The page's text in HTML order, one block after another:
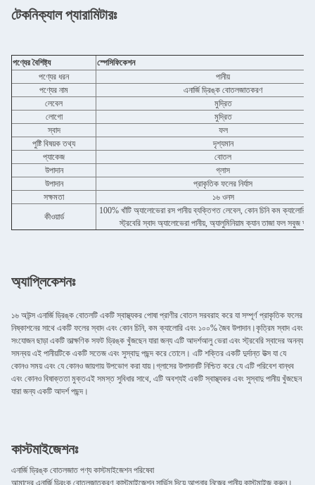
টেকনিক্যাল প্যারামিটারঃ
পণ্যের বৈশিষ্ট্য
স্পেসিফিকেশন
পণ্যের ধরন
পানীয়
পণ্যের নাম
এনার্জি ড্রিঙ্ক বোতলজাতকরণ
লেবেল
মুদ্রিত
লোগো
মুদ্রিত
স্বাদ
ফল
পুষ্টি বিষয়ক তথ্য
দৃশ্যমান
প্যাকেজ
বোতল
উপাদান
গ্লাস
উপাদান
প্রাকৃতিক ফলের নির্যাস
সক্ষমতা
১৬ ওনস
কীওয়ার্ড
100% খাঁটি অ্যালোভেরা রস পানীয় ব্যক্তিগত লেবেল, কোন চিনি কম ক্যালোরি
স্ট্রবেরি স্বাদ অ্যালোভেরা পানীয়, অ্যালুমিনিয়াম ক্যান তাজা ফল সবুজ
অ্যাপ্লিকেশনঃ
১৬ অউন্স এনার্জি ড্রিঙ্ক বোতলটি একটি স্বাস্থ্যকর পোষা প্রাণীর বোতল সরবরাহ করে যা সম্পূর্ণ প্রাকৃতিক ফলের
নিষ্কাশনের সাথে একটি ফলের স্বাদ এবং কোন চিনি, কম ক্যালোরি এবং ১০০% জৈব উপাদান।কৃত্রিম স্বাদ এবং
সংযোজন ছাড়া একটি তাত্ক্ষণিক সফট ড্রিঙ্ক খুঁজছেন যারা জন্য এটি আদর্শআলু ভেরা এবং স্ট্রবেরি স্বাদের অনন্য
সমন্বয় এই পানীয়টিকে একটি সতেজ এবং সুস্বাদু পছন্দ করে তোলে। এটি শক্তির একটি দুর্দান্ত উত্স যা যে
কোনও সময় এবং যে কোনও জায়গায় উপভোগ করা যায়।গ্লাসের উপাদানটি নিশ্চিত করে যে এটি পরিবেশ বান্ধব
এবং কোনও বিষাক্ততা মুক্তএই সমস্ত সুবিধার সাথে, এটি অবশ্যই একটি স্বাস্থ্যকর এবং সুস্বাদু পানীয় খুঁজছেন
যারা জন্য একটি আদর্শ পছন্দ।
কাস্টমাইজেশনঃ
এনার্জি ড্রিঙ্ক বোতলজাত পণ্য কাস্টমাইজেশন পরিষেবা
আমাদের এনার্জি ড্রিংক বোতলজাতকরণ কাস্টমাইজেশন সার্ভিস দিয়ে আপনার নিজের পানীয় কাস্টমাইজ করুন।